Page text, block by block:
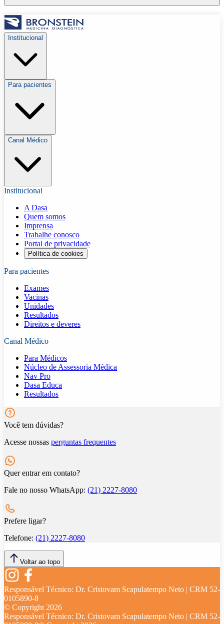
Institucional
Para pacientes
Canal Médico
Institucional
A Dasa
Quem somos
Imprensa
Trabalhe conosco
Portal de privacidade
Política de cookies
Para pacientes
Exames
Vacinas
Unidades
Resultados
Direitos e deveres
Canal Médico
Para Médicos
Núcleo de Assessoria Médica
Nav Pro
Dasa Educa
Resultados
Você tem dúvidas?
Acesse nossas perguntas frequentes
Quer entrar em contato?
Fale no nosso WhatsApp: (21) 2227-8080
Prefere ligar?
Telefone: (21) 2227-8080
Voltar ao topo
Responsável Técnico: Dr. Cristovam Scapulatempo Neto | CRM 52-
0105890-8
© Copyright 2026
Responsável Técnico: Dr. Cristovam Scapulatempo Neto | CRM 52-